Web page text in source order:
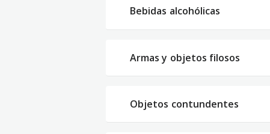
Bebidas alcohólicas
Armas y objetos filosos
Objetos contundentes